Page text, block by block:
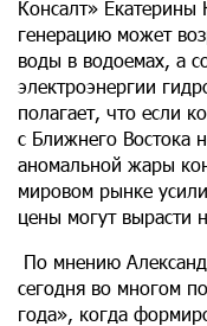
Консалт» Екатерины
генерацию может
воды в водоемах, а
электроэнергии
полагает, что если
с Ближнего Востока
аномальной жары
мировом рынке
цены могут вырасти
По мнению
сегодня во многом
года», когда